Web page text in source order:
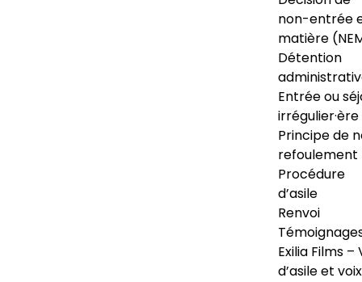
non-entrée
matière
Détention
Entrée ou
irrégulier·ère
Principe de
refoulement
Procédure
d’asile
Renvoi
Exilia Films –
d’asile et voix